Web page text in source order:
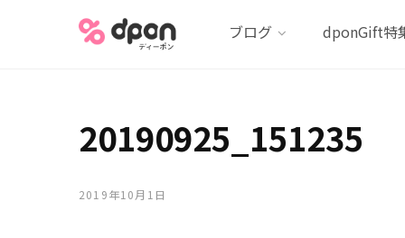
ブログ dponGift特
20190925_151235
2019年10月1日